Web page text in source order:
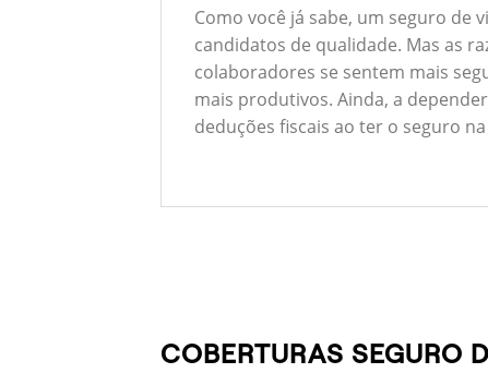
Como você já sabe, um seguro de
candidatos de qualidade. Mas as
colaboradores se sentem mais
mais produtivos. Ainda, a
deduções fiscais ao ter o seguro
COBERTURAS SEGURO